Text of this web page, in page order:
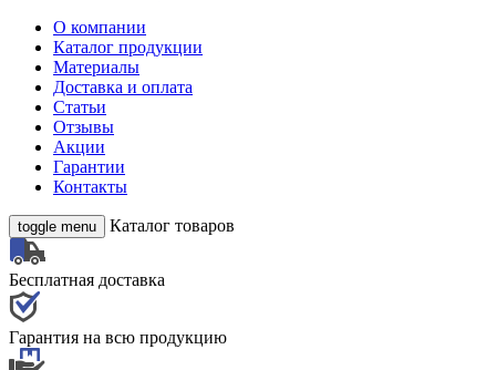
О компании
Каталог продукции
Материалы
Доставка и оплата
Статьи
Отзывы
Акции
Гарантии
Контакты
toggle menu Каталог товаров
Бесплатная доставка
Гарантия на всю продукцию